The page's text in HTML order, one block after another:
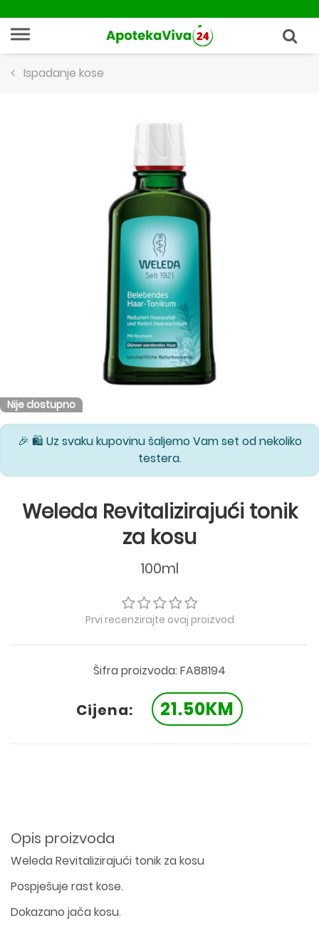
Ispadanje kose
Nije dostupno
🎉 🛍️ Uz svaku kupovinu šaljemo Vam set od nekoliko
testera.
Weleda Revitalizirajući tonik
za kosu
100ml
Prvi recenzirajte ovaj proizvod
Šifra proizvoda: FA88194
Cijena: 21.50KM
Opis proizvoda
Weleda Revitalizirajući tonik za kosu
Pospješuje rast kose.
Dokazano jača kosu.